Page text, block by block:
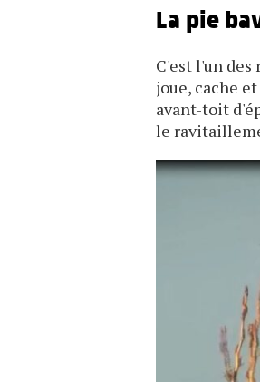
La pie
C'est l'un des
joue, cache
avant-toit
le